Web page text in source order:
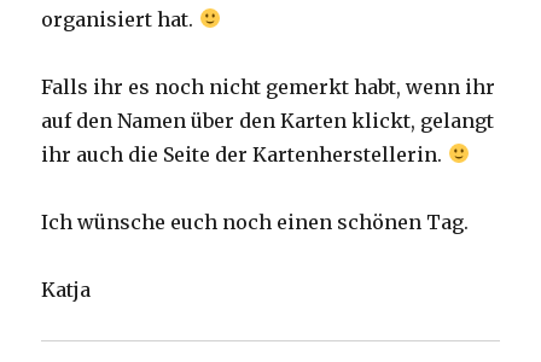
organisiert hat.
Falls ihr es noch nicht gemerkt habt, wenn ihr
auf den Namen über den Karten klickt, gelangt
ihr auch die Seite der Kartenherstellerin.
Ich wünsche euch noch einen schönen Tag.
Katja